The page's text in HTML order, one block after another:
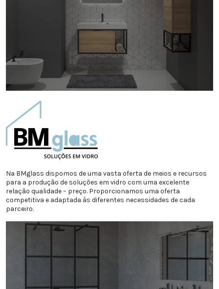
Na BMglass dispomos de uma vasta oferta de meios e recursos
para a produção de soluções em vidro com uma excelente
relação qualidade – preço. Proporcionamos uma oferta
competitiva e adaptada às diferentes necessidades de cada
parceiro.